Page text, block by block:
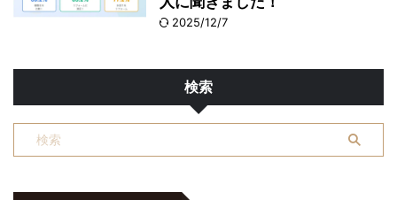
2025/12/7
検索